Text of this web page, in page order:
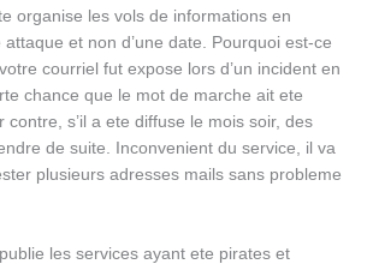
organise les vols de informations en
et non d’une date. Pourquoi est-ce
courriel fut expose lors d’un incident en
chance que le mot de marche ait ete
contre, s’il a ete diffuse le mois soir, des
de suite.
Inconvenient du service, il va
plusieurs adresses mails sans probleme
les services ayant ete pirates et